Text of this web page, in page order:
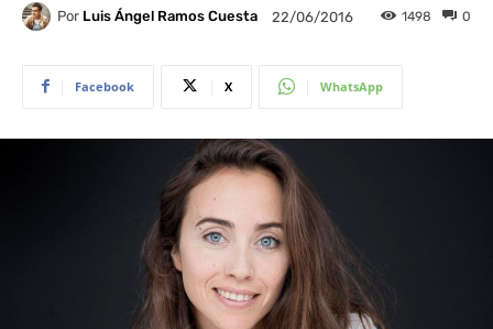
Por Luis Ángel Ramos Cuesta 22/06/2016 0
1498
Facebook X WhatsApp